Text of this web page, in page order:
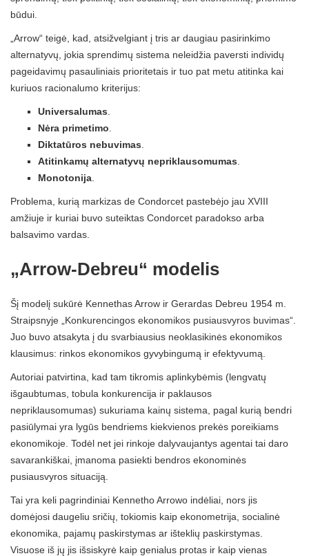
būdui.
„Arrow“ teigė, kad, atsižvelgiant į tris ar daugiau pasirinkimo
alternatyvų, jokia sprendimų sistema neleidžia paversti individų
pageidavimų pasauliniais prioritetais ir tuo pat metu atitinka kai
kuriuos racionalumo kriterijus:
Universalumas
Nėra primetimo
Diktatūros nebuvimas
Atitinkamų alternatyvų nepriklausomumas
Monotonija
Problema, kurią markizas de Condorcet pastebėjo jau XVIII
amžiuje ir kuriai buvo suteiktas Condorcet paradokso arba
balsavimo vardas.
„Arrow-Debreu“ modelis
Šį modelį sukūrė Kennethas Arrow ir Gerardas Debreu 1954 m.
Straipsnyje „Konkurencingos ekonomikos pusiausvyros buvimas“.
Juo buvo atsakyta į du svarbiausius neoklasikinės ekonomikos
klausimus: rinkos ekonomikos gyvybingumą ir efektyvumą.
Autoriai patvirtina, kad tam tikromis aplinkybėmis (lengvatų
išgaubtumas, tobula konkurencija ir paklausos
nepriklausomumas) sukuriama kainų sistema, pagal kurią bendri
pasiūlymai yra lygūs bendriems kiekvienos prekės poreikiams
ekonomikoje. Todėl net jei rinkoje dalyvaujantys agentai tai daro
savarankiškai, įmanoma pasiekti bendros ekonominės
pusiausvyros situaciją.
Tai yra keli pagrindiniai Kennetho Arrowo indėliai, nors jis
domėjosi daugeliu sričių, tokiomis kaip ekonometrija, socialinė
ekonomika, pajamų paskirstymas ar išteklių paskirstymas.
Visuose iš jų jis išsiskyrė kaip genialus protas ir kaip vienas